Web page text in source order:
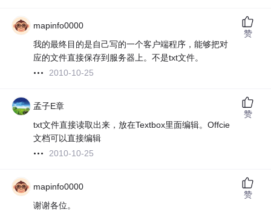
mapinfo0000
我的最终目的是自己写的一个客户端程序，能够把对
应的文件直接保存到服务器上。不是txt文件。
2010-10-25
赞
孟子E章
txt文件直接读取出来，放在Textbox里面编辑。Offcie
文档可以直接编辑
2010-10-25
赞
mapinfo0000
谢谢各位。
赞